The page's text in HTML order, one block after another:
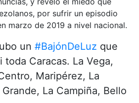
por sufrir un episodio
marzo de 2019 a nivel nacional.
un #BajónDeLuz que
toda Caracas. La Vega,
Maripérez, La
La Campiña, Bello